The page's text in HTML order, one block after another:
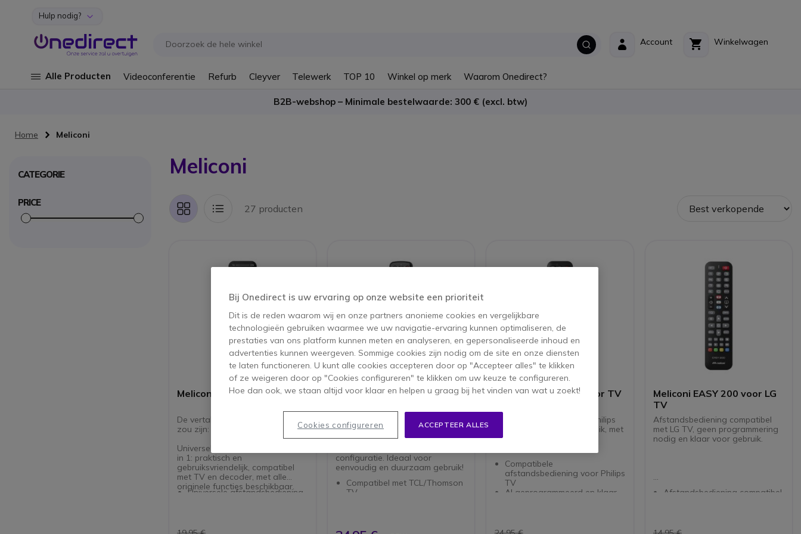
Ga naar de inhoud
Hulp nodig?
Winkelwagen
Account
Alle Producten Videoconferentie Refurb Cleyver Telewerk TOP 10 Winkel op merk Waarom Onedirect?
B2B-webshop – Minimale bestelwaarde: 300 € (excl. btw)
Home Meliconi
Meliconi
Foto- Lijst 27 producten
Meliconi Easytel 2
De vertaling naar het Nederlands
zou zijn:
Universele afstandsbediening 2
in 1: praktisch en
gebruiksvriendelijk, compatibel
met TV en decoder, met alle
originele functies beschikbaar.
Universele afstandsbediening
etc.
Meliconi Gumbody Personal
Universele afstandsbediening
voor TCL/Thomson TV met
schokbestendige rubberen
configuratie. Ideaal voor
eenvoudig en duurzaam gebruik!
Compatibel met TCL/Thomson
TV
LEARN-functie voor andere
Meliconi TLC evo 4 voor TV
Afstandsbediening voor Philips
TV, direct klaar voor gebruik, met
alle originele functies
Compatibele
afstandsbediening voor Philips
TV
Al geprogrammeerd en klaar
beschikbaar: kanaal wisselen,
Meliconi EASY 200 voor LG
TV
Afstandsbediening compatibel
met LG TV, geen programmering
nodig en klaar voor gebruik.
Afstandsbediening compatibel
Alle functies van het originele
CATEGORIE
PRICE
Bij Onedirect is uw ervaring op onze website een prioriteit
Dit is de reden waarom wij en onze partners anonieme cookies en vergelijkbare
technologieën gebruiken waarmee we uw navigatie-ervaring kunnen optimaliseren, de
prestaties van ons platform kunnen meten en analyseren, en gepersonaliseerde inhoud en
advertenties kunnen weergeven. Sommige cookies zijn nodig om de site en onze diensten
te laten functioneren. U kunt alle cookies accepteren door op "Accepteer alles" te klikken
of ze weigeren door op "Cookies configureren" te klikken om uw keuze te configureren.
Hoe dan ook, we staan altijd voor klaar en helpen u graag bij het vinden van wat u zoekt!
ACCEPTEER ALLES
Cookies configureren